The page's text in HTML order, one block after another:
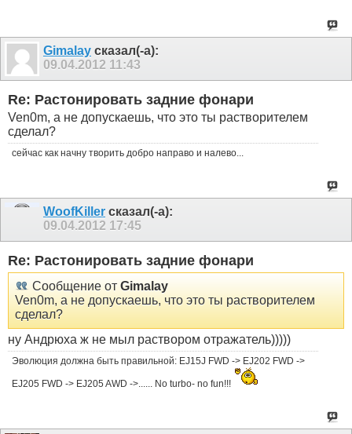
Gimalay сказал(-а):
09.04.2012 11:43
Re: Растонировать задние фонари
Ven0m, а не допускаешь, что это ты растворителем
сделал?
сейчас как начну творить добро направо и налево...
WoofKiller сказал(-а):
09.04.2012 17:45
Re: Растонировать задние фонари
Сообщение от Gimalay
Ven0m, а не допускаешь, что это ты растворителем
сделал?
ну Андрюха ж не мыл раствором отражатель)))))
Эволюция должна быть правильной: EJ15J FWD -> EJ202 FWD ->
EJ205 FWD -> EJ205 AWD ->...... No turbo- no fun!!!